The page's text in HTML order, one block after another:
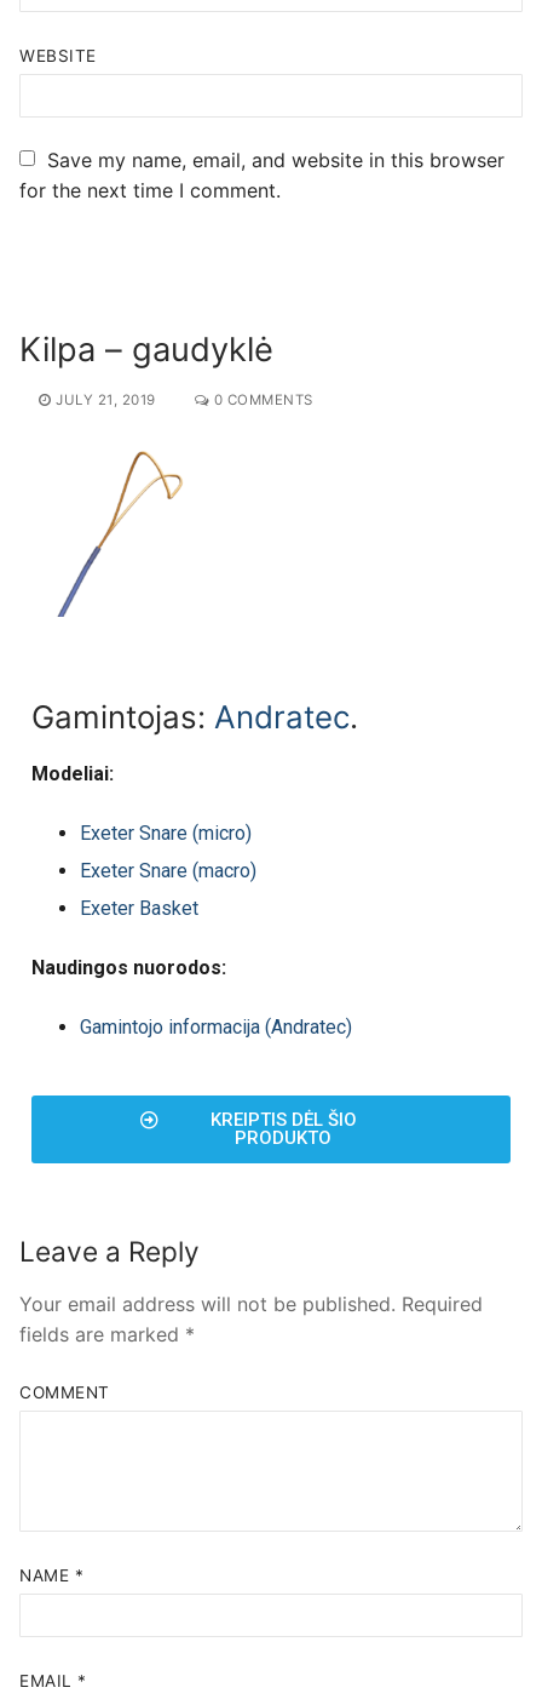
WEBSITE
Save my name, email, and website in this browser
for the next time I comment.
Kilpa – gaudyklė
JULY 21, 2019 0 COMMENTS
Gamintojas: Andratec.
Modeliai:
Exeter Snare (micro)
Exeter Snare (macro)
Exeter Basket
Naudingos nuorodos:
Gamintojo informacija (Andratec)
KREIPTIS DĖL ŠIO
PRODUKTO
Leave a Reply
Your email address will not be published. Required
fields are marked *
COMMENT
NAME *
EMAIL *